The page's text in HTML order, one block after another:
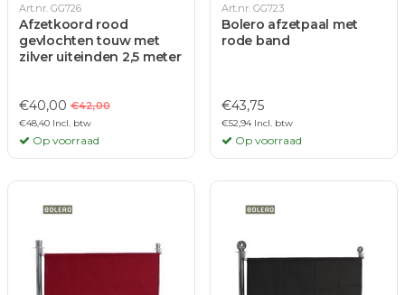
Art.nr. GG726
Afzetkoord rood
gevlochten touw met
zilver uiteinden 2,5 meter
€40,00 €42,00
€48,40 Incl. btw
Op voorraad
Art.nr. GG723
Bolero afzetpaal met
rode band
€43,75
€52,94 Incl. btw
Op voorraad